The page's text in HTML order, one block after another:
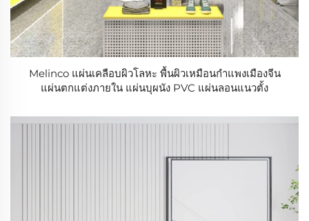
Melinco แผ่นเคลือบผิวโลหะ พื้นผิวเหมือนกำแพงเมืองจีน
แผ่นตกแต่งภายใน แผ่นบุผนัง PVC แผ่นลอนแนวตั้ง